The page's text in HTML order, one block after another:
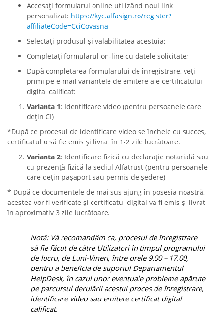
Accesați formularul online utilizând noul link
personalizat: https://kyc.alfasign.ro/register?
affiliateCode=CciCovasna
Selectați produsul și valabilitatea acestuia;
Completați formularul on-line cu datele solicitate;
După completarea formularului de înregistrare, veți
primi pe e-mail variantele de emitere ale certificatului
digital calificat:
Varianta 1: Identificare video (pentru persoanele care
dețin CI)
*După ce procesul de identificare video se încheie cu succes,
certificatul o să fie emis și livrat în 1-2 zile lucrătoare.
Varianta 2: Identificare fizică cu declarație notarială sau
cu prezență fizică la sediul Alfatrust (pentru persoanele
care dețin pașaport sau permis de ședere)
* După ce documentele de mai sus ajung în posesia noastră,
acestea vor fi verificate și certificatul digital va fi emis și livrat
în aproximativ 3 zile lucrătoare.
Notă: Vă recomandăm ca, procesul de înregistrare
să fie făcut de către Utilizatori în timpul programului
de lucru, de Luni-Vineri, între orele 9.00 – 17.00,
pentru a beneficia de suportul Departamentul
HelpDesk, în cazul unor eventuale probleme apărute
pe parcursul derulării acestui proces de înregistrare,
identificare video sau emitere certificat digital
calificat.